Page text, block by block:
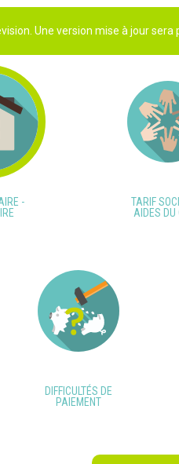
Une version mise à jour
-
TARIF
AIDES DU
DIFFICULTÉS DE
PAIEMENT